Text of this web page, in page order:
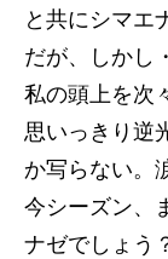
と共にシマエ
だが、しかし
私の頭上を次
思いっきり逆
か写らない。
今シーズン、
ナゼでしょう